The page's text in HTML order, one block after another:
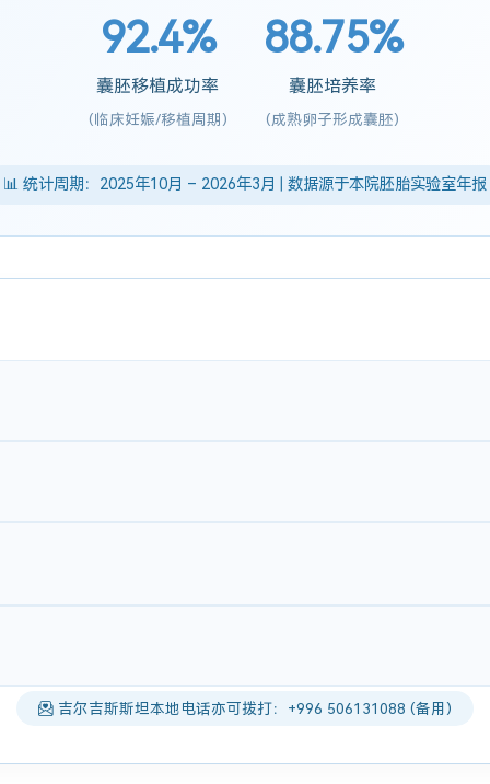
92.4%
囊胚移植成功率
(临床妊娠/移植周期)
88.75%
囊胚培养率
(成熟卵子形成囊胚)
📊 统计周期：2025年10月 – 2026年3月 | 数据源于本院胚胎实验室年报
吉尔吉斯斯坦本地电话亦可拨打：+996 506131088 (备用)